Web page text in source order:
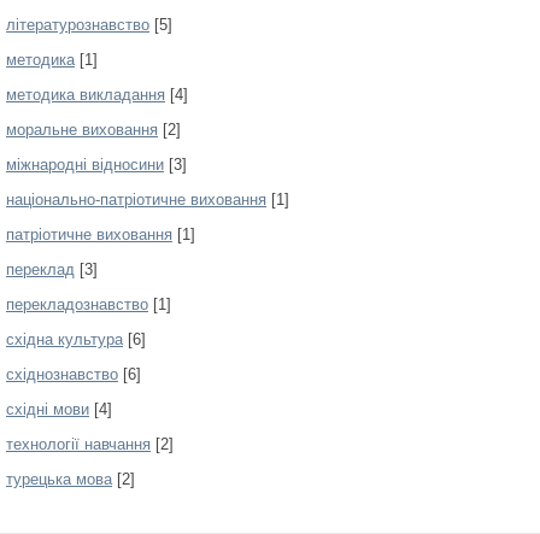
літературознавство [5]
методика[1]
методика викладання [4]
моральне виховання [2]
міжнародні відносини [3]
національно-патріотичне виховання [1]
патріотичне виховання [1]
переклад [3]
перекладознавство [1]
східна культура[6]
східнознавство [6]
східні мови [4]
технології навчання [2]
турецька мова[2]